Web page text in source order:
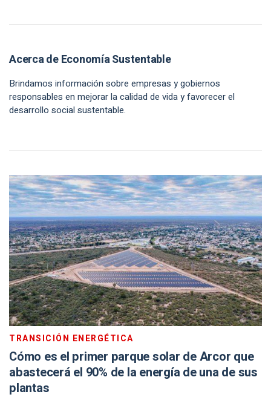
Acerca de Economía Sustentable
Brindamos información sobre empresas y gobiernos
responsables en mejorar la calidad de vida y favorecer el
desarrollo social sustentable.
TRANSICIÓN ENERGÉTICA
Cómo es el primer parque solar de Arcor que
abastecerá el 90% de la energía de una de sus
plantas